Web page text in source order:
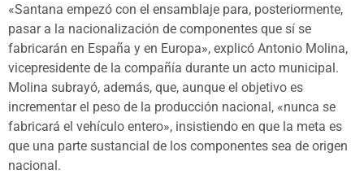
«Santana empezó con el ensamblaje para, posteriormente,
pasar a la nacionalización de componentes que sí se
fabricarán en España y en Europa», explicó Antonio Molina,
vicepresidente de la compañía durante un acto municipal.
Molina subrayó, además, que, aunque el objetivo es
incrementar el peso de la producción nacional, «nunca se
fabricará el vehículo entero», insistiendo en que la meta es
que una parte sustancial de los componentes sea de origen
nacional.